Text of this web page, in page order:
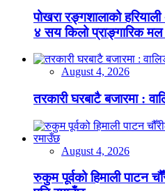
पोखरा रङ्गशालाको
४ सय किलो प्राङ्गारिक
August 4, 2026
तरकारी घरबाटै बजारमा :
August 4, 2026
रुकुम पूर्वको हिमाली पाटन